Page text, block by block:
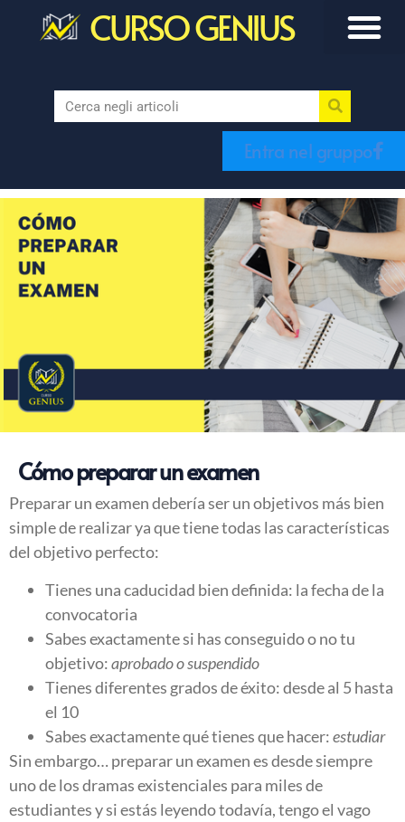
CURSO GENIUS
Entra nel gruppo
Cómo preparar un examen
Preparar un examen debería ser un objetivos más bien
simple de realizar ya que tiene todas las características
del objetivo perfecto:
Tienes una caducidad bien definida: la fecha de la
convocatoria
Sabes exactamente si has conseguido o no tu
objetivo:aprobado o suspendido
Tienes diferentes grados de éxito: desde al 5 hasta
el 10
Sabes exactamente qué tienes que hacer:estudiar
Sin embargo… preparar un examen es desde siempre
uno de los dramas existenciales para miles de
estudiantes y si estás leyendo todavía, tengo el vago